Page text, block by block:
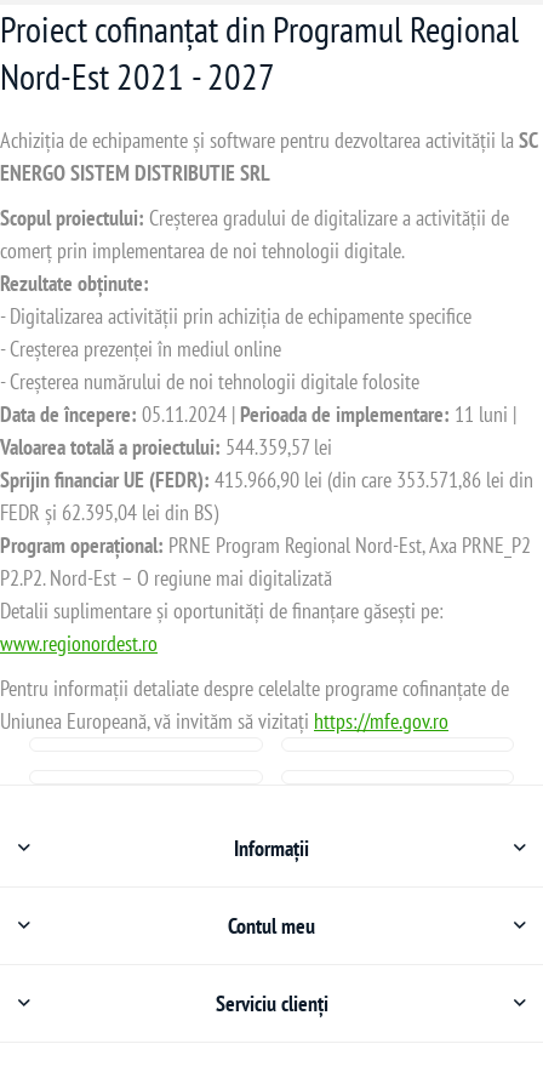
Proiect cofinanțat din Programul Regional
Nord-Est 2021 - 2027
Achiziția de echipamente și software pentru dezvoltarea activității laSC
ENERGO SISTEM DISTRIBUTIE SRL
Scopul proiectului: Creșterea gradului de digitalizare a activității de
comerț prin implementarea de noi tehnologii digitale.
Rezultate obținute:
- Digitalizarea activității prin achiziția de echipamente specifice
- Creșterea prezenței în mediul online
- Creșterea numărului de noi tehnologii digitale folosite
Data de începere: 05.11.2024 | Perioada de implementare: 11 luni |
Valoarea totală a proiectului: 544.359,57 lei
Sprijin financiar UE (FEDR): 415.966,90 lei (din care 353.571,86 lei din
FEDR și 62.395,04 lei din BS)
Program operațional: PRNE Program Regional Nord-Est, Axa PRNE_P2
P2.P2. Nord-Est – O regiune mai digitalizată
Detalii suplimentare și oportunități de finanțare găsești pe:
www.regionordest.ro
Pentru informații detaliate despre celelalte programe cofinanțate de
Uniunea Europeană, vă invităm să vizitați https://mfe.gov.ro
Informații
Contul meu
Serviciu clienți